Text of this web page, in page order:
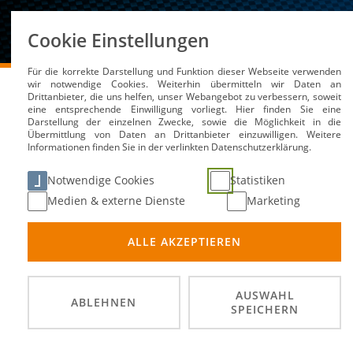
DMSB Medien / Service Kalender ADAC
ADAC Westfalen
07.
MSC
Cookie Einstellungen
Für die korrekte Darstellung und Funktion dieser Webseite verwenden
wir notwendige Cookies. Weiterhin übermitteln wir Daten an
Drittanbieter, die uns helfen, unser Webangebot zu verbessern, soweit
eine entsprechende Einwilligung vorliegt. Hier finden Sie eine
Darstellung der einzelnen Zwecke, sowie die Möglichkeit in die
Übermittlung von Daten an Drittanbieter einzuwilligen. Weitere
Informationen finden Sie in der verlinkten Datenschutzerklärung.
Notwendige Cookies
Statistiken
Medien & externe Dienste
Marketing
ALLE AKZEPTIEREN
ABLEHNEN
AUSWAHL
SPEICHERN